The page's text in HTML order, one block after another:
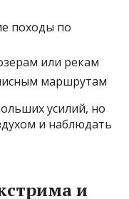
походы по
или рекам
маршрутам
усилий, но
и наблюдать
и